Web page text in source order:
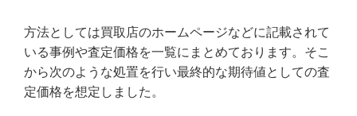
方法としては買取店のホームページなどに記載されて
いる事例や査定価格を一覧にまとめております。そこ
から次のような処置を行い最終的な期待値としての査
定価格を想定しました。